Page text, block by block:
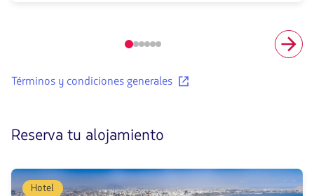
Elemento
de
Conocer
condiciones
de
recomendados.
Términos y condiciones generales
Reserva tu alojamiento
Hotel